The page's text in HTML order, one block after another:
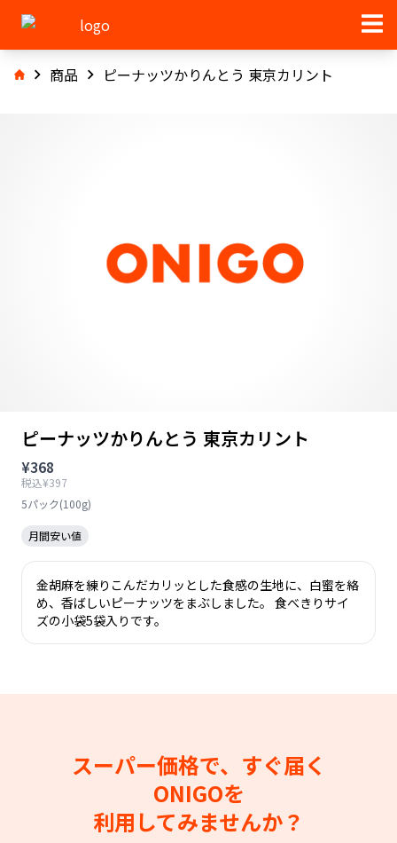
商品 ピーナッツかりんとう 東京カリント
ピーナッツかりんとう 東京カリント
¥368
税込¥397
5パック(100g)
月間安い値
金胡麻を練りこんだカリッとした食感の生地に、白蜜を絡
め、香ばしいピーナッツをまぶしました。 食べきりサイ
ズの小袋5袋入りです。
スーパー価格で、すぐ届く
ONIGOを
利用してみませんか？